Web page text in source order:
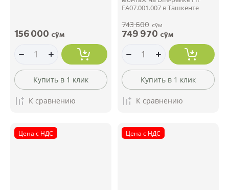
156 000 сўм
Купить в 1 клик
К сравнению
EA07.001.007 в Ташкенте
743 600 сўм
749 970 сўм
Купить в 1 клик
К сравнению
Цена с НДС Цена с НДС